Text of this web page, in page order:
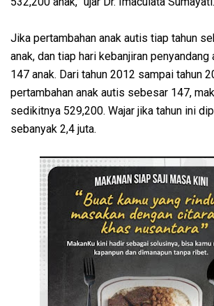
Jika pertambahan anak autis tiap tahun
anak, dan tiap hari kebanjiran
147 anak. Dari tahun 2012 sampai tahun
pertambahan anak autis sebesar 147,
sedikitnya 529,200. Wajar jika tahun ini
sebanyak 2,4 juta.